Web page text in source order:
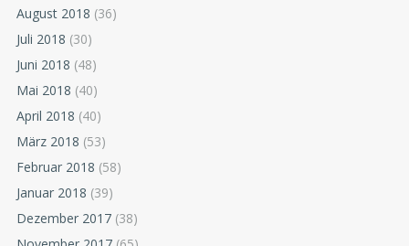
August 2018 (36)
Juli 2018 (30)
Juni 2018 (48)
Mai 2018 (40)
April 2018 (40)
März 2018 (53)
Februar 2018 (58)
Januar 2018 (39)
Dezember 2017 (38)